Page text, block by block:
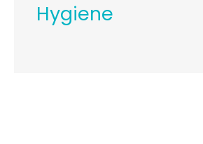
Hygiene